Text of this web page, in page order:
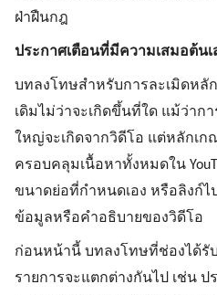
ฝ่าฝืนกฎ
ประกาศเตือนที่มีความเสมอต้นเ
บทลงโทษสำหรับการละเมิดห
เดิมไม่ว่าจะเกิดขึ้นที่ใด แม้ว่าก
ใหญ่จะเกิดจากวิดีโอ แต่หลักเ
ครอบคลุมเนื้อหาทั้งหมดใน
ขนาดย่อที่กำหนดเอง หรือลิงก์ไ
ข้อมูลหรือคำอธิบายของวิดีโอ
ก่อนหน้านี้ บทลงโทษที่ช่องได้รั
รายการจะแตกต่างกันไป เช่น ป